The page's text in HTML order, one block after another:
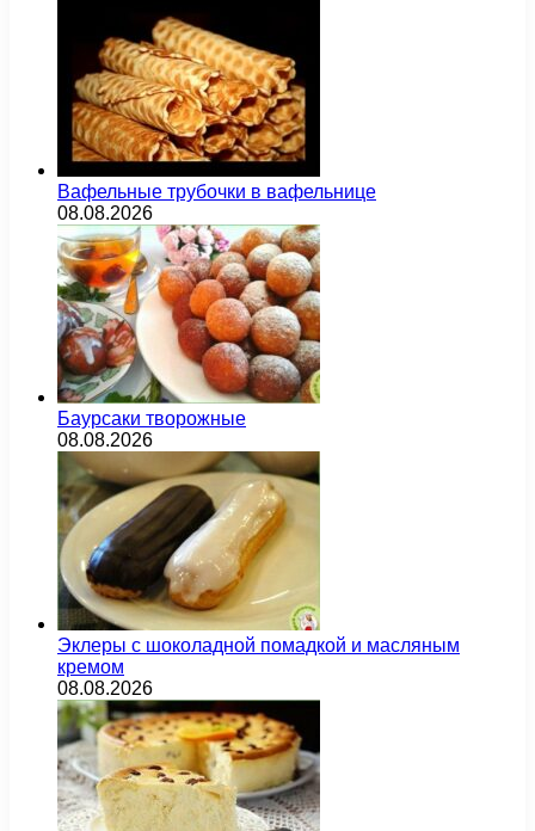
Вафельные трубочки в вафельнице
08.08.2026
Баурсаки творожные
08.08.2026
Эклеры с шоколадной помадкой и масляным
кремом
08.08.2026